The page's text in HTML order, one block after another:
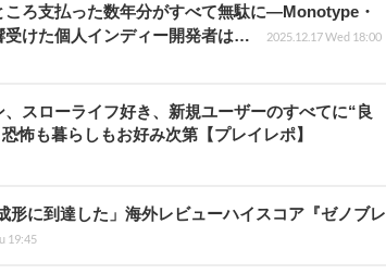
ろ支払った数年分がすべて無駄に―Monotype・
受けた個人インディー開発者は…
2025.12.17 Wed 18:00
、スローライフ好き、新規ユーザーのすべてに“良
怖も暮らしもお好み次第【プレイレポ】
形に到達した」海外レビューハイスコア『ゼノブレ
19:45